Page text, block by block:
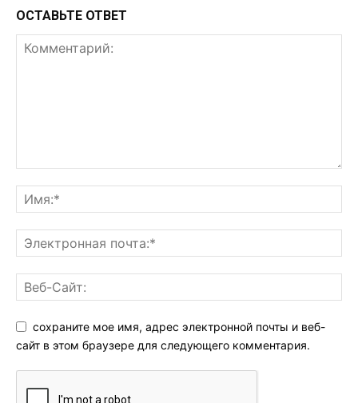
ОСТАВЬТЕ ОТВЕТ
сохраните мое имя, адрес электронной почты и веб-
сайт в этом браузере для следующего комментария.